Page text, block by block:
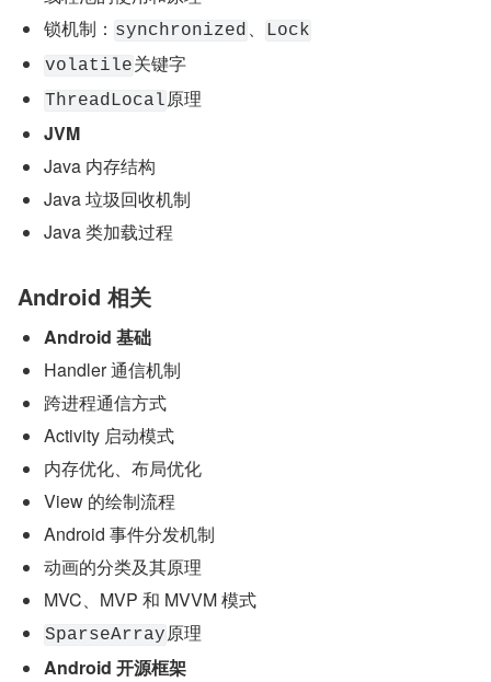
锁机制： synchronized 、
Lock
volatile关键字
ThreadLocal原理
JVM
Java 内存结构
Java 垃圾回收机制
Java 类加载过程
Android 相关
Android 基础
Handler 通信机制
跨进程通信方式
Activity 启动模式
内存优化、布局优化
View 的绘制流程
Android 事件分发机制
动画的分类及其原理
MVC、MVP 和 MVVM 模式
SparseArray原理
Android 开源框架